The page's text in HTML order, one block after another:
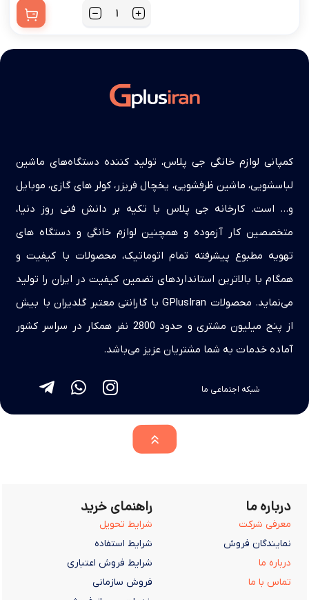
کمپانی لوازم خانگی جی پلاس، تولید کننده دستگاه‌های ماشین
لباسشویی، ماشین ظرفشویی، یخچال فریزر، کولر های گازی، موبایل
و… است. کارخانه جی پلاس با تکیه بر دانش فنی روز دنیا،
متخصصین کار آزموده و همچنین لوازم خانگی و دستگاه های
تهویه مطبوع پیشرفته تمام اتوماتیک، محصولات با کیفیت و
همگام با بالاترین استانداردهای تضمین کیفیت در ایران را تولید
می‌نماید. محصولات GPlusIran با گارانتی معتبر گلدیران با بیش
از پنج میلیون مشتری و حدود 2800 نفر همکار در سراسر کشور
آماده خدمات به شما مشتریان عزیز می‌باشد.
شبکه اجتماعی ما
درباره ما
معرفی شرکت
نمایندگان فروش
درباره ما
تماس با ما
راهنمای خرید
شرایط تحویل
شرایط استفاده
شرایط فروش اعتباری
فروش سازمانی